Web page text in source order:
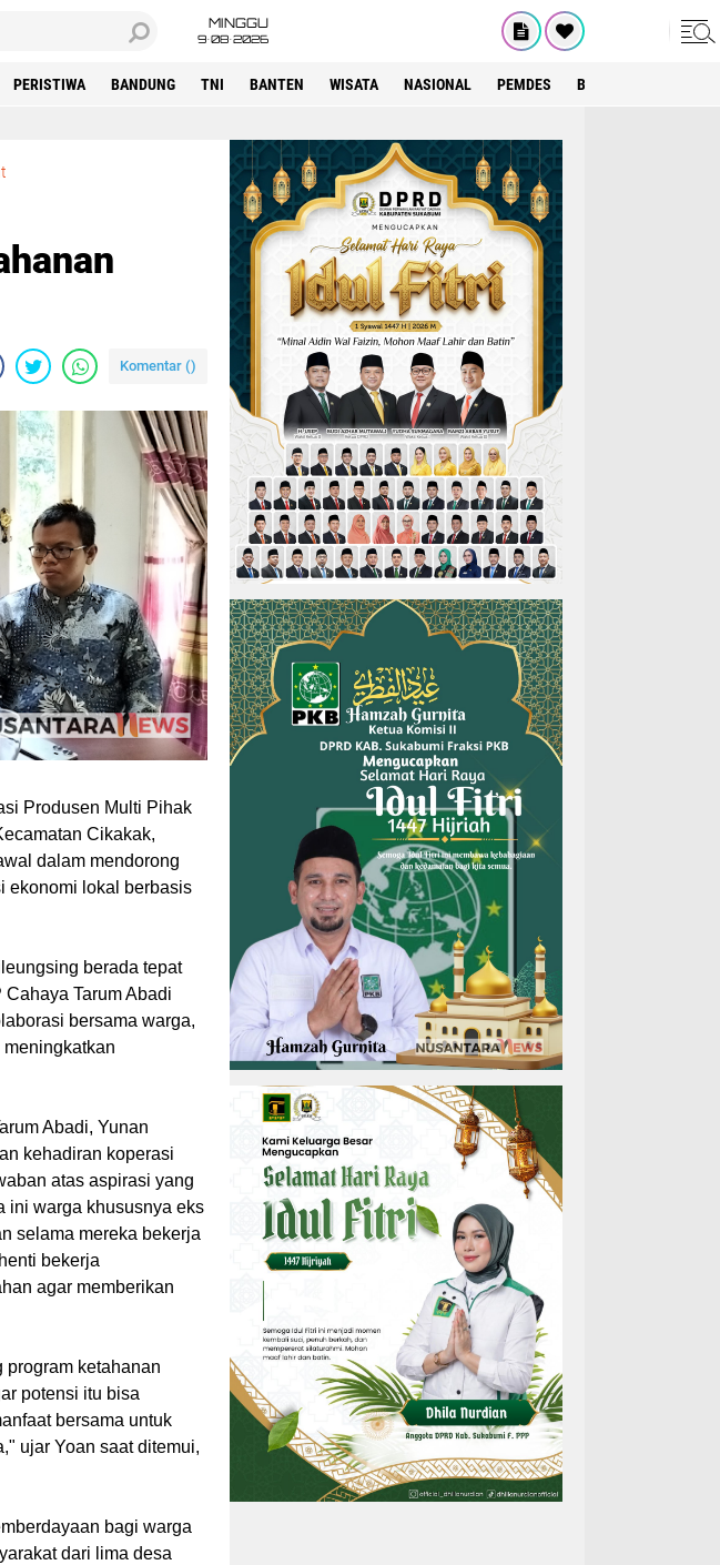
MINGGU
9•08•2026
PERISTIWA BANDUNG TNI BANTEN WISATA NASIONAL PEMDES BOGOR
Komentar ()
Produsen Multi Pihak
Cikakak,
dalam mendorong
ekonomi lokal berbasis
berada tepat
Tarum Abadi
bersama warga,
Abadi, Yunan
kehadiran koperasi
atas aspirasi yang
ini warga khususnya eks
selama mereka bekerja
bekerja
agar memberikan
ketahanan
potensi itu bisa
bersama untuk
ujar Yoan saat ditemui,
bagi warga
dari lima desa